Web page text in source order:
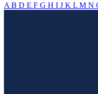
A B D E F G H I J K L M N